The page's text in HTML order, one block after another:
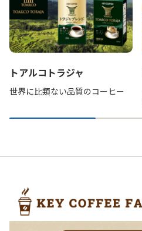
トアルコトラジャ
世界に比類ない品質のコーヒー